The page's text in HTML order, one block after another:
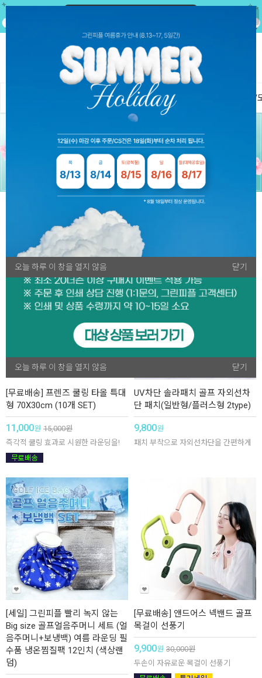
정품볼 필드용품 장갑/
오늘 하루 이 창을 열지 않음 닫기
오늘 하루 이 창을 열지 않음 닫기
오늘 하루 이 창을 열지 않음 닫기
여름대비☀ 연습만이 살 길!
[무료배송] 프렌즈 쿨링 타올 특대
형 70X30cm (10개 SET)
11,000원 15,000원
즉각적 쿨링 효과로 시원한 라운딩을!
UV차단 솔라패치 골프 자외선차
단 패치(일반형/플러스형 2type)
9,800원
패치 부착으로 자외선차단을 간편하게
[세일] 그린피플 빨리 녹지 않는
Big size 골프얼음주머니 세트 (얼
음주머니+보냉백) 여름 라운딩 필
수품 냉온찜질팩 12인치 (색상랜
덤)
[무료배송] 앤드어스 넥밴드 골프
목걸이 선풍기
9,900원 30,000원
두손이 자유로운 목걸이 선풍기